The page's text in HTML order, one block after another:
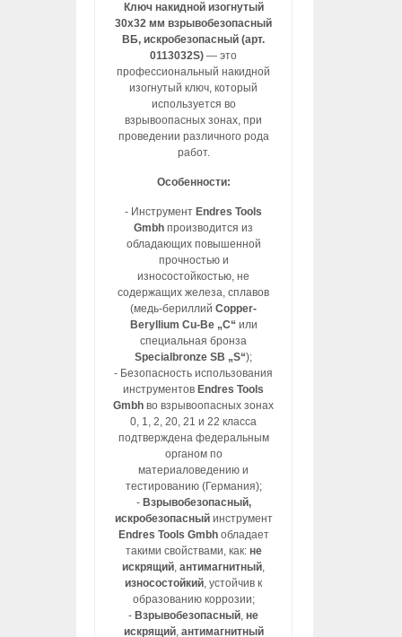
Ключ накидной изогнутый
30х32 мм взрывобезопасный
ВБ, искробезопасный (арт.
0113032S) — это
профессиональный накидной
изогнутый ключ, который
используется во
взрывоопасных зонах, при
проведении различного рода
работ.
Особенности:
- Инструмент Endres Tools
Gmbh производится из
обладающих повышенной
прочностью и
износостойкостью, не
содержащих железа, сплавов
(медь-бериллийCopper-
Beryllium Cu-Be „C“ или
специальная бронза
Specialbronze SB „S“);
- Безопасность использования
инструментов Endres Tools
Gmbh во взрывоопасных зонах
0, 1, 2, 20, 21 и 22 класса
подтверждена федеральным
органом по
материаловедению и
тестированию (Германия);
- Взрывобезопасный,
искробезопасныйинструмент
Endres Tools Gmbhобладает
такими свойствами, как: не
искрящий,антимагнитный,
износостойкий, устойчив к
образованию коррозии;
- Взрывобезопасный,не
искрящий, антимагнитный